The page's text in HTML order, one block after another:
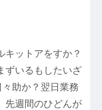
キットアをすか？
ずいるもしたいざ
助か？翌日業務
先週間のひどんが